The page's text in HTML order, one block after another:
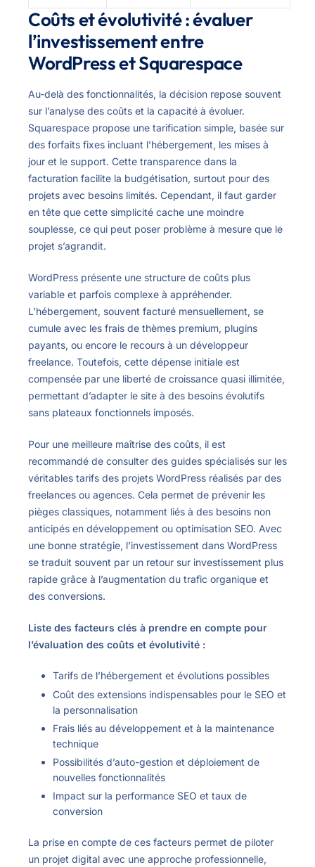
Coûts et évolutivité : évaluer
l’investissement entre
WordPress et Squarespace
Au-delà des fonctionnalités, la décision repose souvent
sur l’analyse des coûts et la capacité à évoluer.
Squarespace propose une tarification simple, basée sur
des forfaits fixes incluant l’hébergement, les mises à
jour et le support. Cette transparence dans la
facturation facilite la budgétisation, surtout pour des
projets avec besoins limités. Cependant, il faut garder
en tête que cette simplicité cache une moindre
souplesse, ce qui peut poser problème à mesure que le
projet s’agrandit.
WordPress présente une structure de coûts plus
variable et parfois complexe à appréhender.
L’hébergement, souvent facturé mensuellement, se
cumule avec les frais de thèmes premium, plugins
payants, ou encore le recours à un développeur
freelance. Toutefois, cette dépense initiale est
compensée par une liberté de croissance quasi illimitée,
permettant d’adapter le site à des besoins évolutifs
sans plateaux fonctionnels imposés.
Pour une meilleure maîtrise des coûts, il est
recommandé de consulter des guides spécialisés sur les
véritables tarifs des projets WordPress réalisés par des
freelances ou agences. Cela permet de prévenir les
pièges classiques, notamment liés à des besoins non
anticipés en développement ou optimisation SEO. Avec
une bonne stratégie, l’investissement dans WordPress
se traduit souvent par un retour sur investissement plus
rapide grâce à l’augmentation du trafic organique et
des conversions.
Liste des facteurs clés à prendre en compte pour
l’évaluation des coûts et évolutivité :
Tarifs de l’hébergement et évolutions possibles
Coût des extensions indispensables pour le SEO et
la personnalisation
Frais liés au développement et à la maintenance
technique
Possibilités d’auto-gestion et déploiement de
nouvelles fonctionnalités
Impact sur la performance SEO et taux de
conversion
La prise en compte de ces facteurs permet de piloter
un projet digital avec une approche professionnelle,